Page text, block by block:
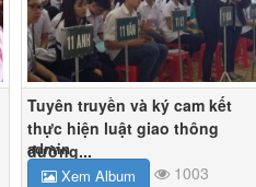
Tuyên truyền và ký cam kết
thực hiện luật giao thông
đường...
admin
Xem Album
1003